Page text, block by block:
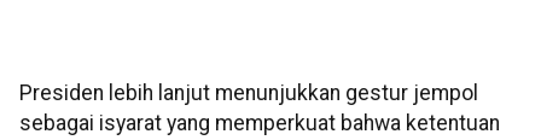
Presiden lebih lanjut menunjukkan gestur jempol
sebagai isyarat yang memperkuat bahwa ketentuan